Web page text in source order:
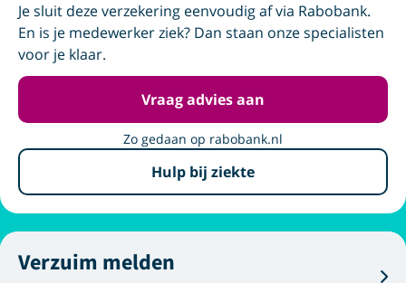
Je sluit deze verzekering eenvoudig af via Rabobank.
En is je medewerker ziek? Dan staan onze specialisten
voor je klaar.
Vraag advies aan
Zo gedaan op rabobank.nl
Hulp bij ziekte
Verzuim melden